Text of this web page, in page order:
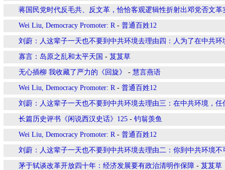
蒋国民党时代反毛共、反文革，恰恰客观逻辑性折射出邓党否文
Wei Liu, Democracy Promoter: R- 普通百姓12
刘蔚：人这辈子一天也不要到中共环境去理由四：人为了在中共环
寡言：岛原之乱和太平天国 - 芨芨草
无心插柳 我收藏了严力的《回旋》 - 慧言燕语
Wei Liu, Democracy Promoter: R- 普通百姓12
刘蔚：人这辈子一天也不要到中共环境去理由三：在中共环境，任
长篇历史评书《闲说西汉史话》125 - 钓翁羡鱼
Wei Liu, Democracy Promoter: R- 普通百姓12
刘蔚：人这辈子一天也不要到中共环境去理由二：你到中共环境不
茅于轼谈改革开放四十年：经济发展要有政治清明作保障 - 芨芨草